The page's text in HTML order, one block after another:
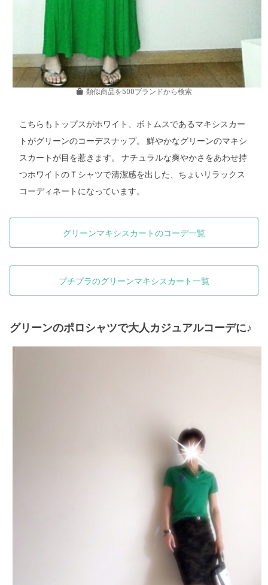
類似商品を500ブランドから検索
こちらもトップスがホワイト、ボトムスであるマキシスカー
トがグリーンのコーデスナップ。 鮮やかなグリーンのマキシ
スカートが目を惹きます。 ナチュラルな爽やかさをあわせ持
つホワイトのＴシャツで清潔感を出した、ちょいリラックス
コーディネートになっています。
グリーンマキシスカートのコーデ一覧
プチプラのグリーンマキシスカート一覧
グリーンのポロシャツで大人カジュアルコーデに♪